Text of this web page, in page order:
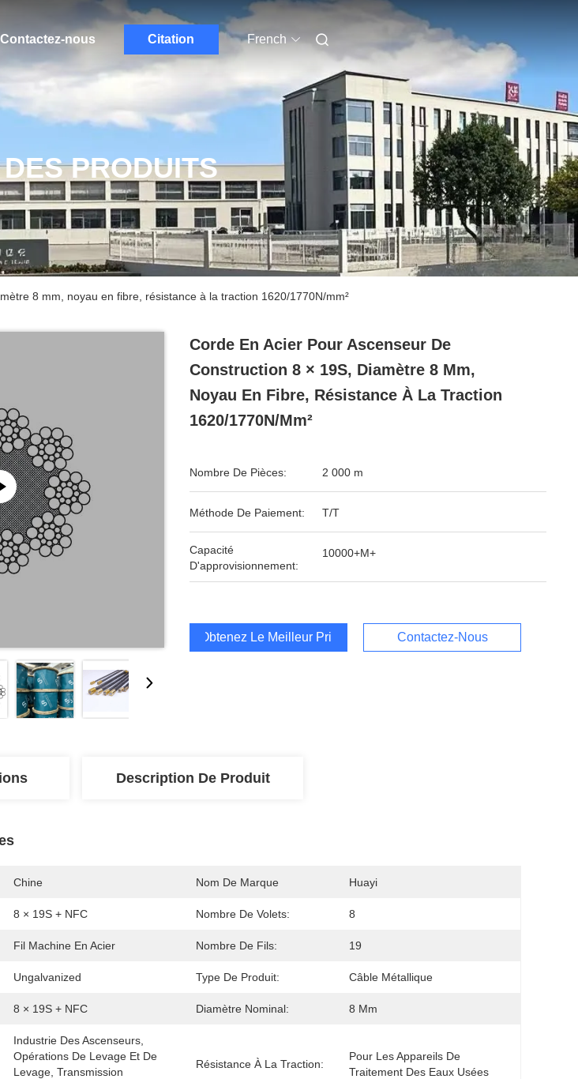
Contactez-nous Citation French
PRODUITS
8 mm, noyau en fibre, résistance à la traction 1620/1770N/mm²
Corde En Acier Pour Ascenseur De
Construction 8 × 19S, Diamètre 8 Mm,
Noyau En Fibre, Résistance À La Traction
1620/1770N/mm²
Nombre De Pièces: 2 000 m
Méthode De Paiement: T/T
Capacité
D'approvisionnement:
10000+M+
Obtenez Le Meilleur Prix Contactez-Nous
Description De Produit
Chine Nom De Marque Huayi
8 × 19S + NFC Nombre De Volets: 8
Fil Machine En Acier Nombre De Fils: 19
Ungalvanized Type De Produit: Câble Métallique
8 × 19S + NFC Diamètre Nominal: 8 Mm
Industrie Des Ascenseurs,
Opérations De Levage Et De
Levage, Transmission
Résistance À La Traction:
Pour Les Appareils De
Traitement Des Eaux Usées